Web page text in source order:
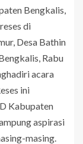
Bengkalis,
di
Desa Bathin
Rabu
acara
ini
Kabupaten
aspirasi
masing.